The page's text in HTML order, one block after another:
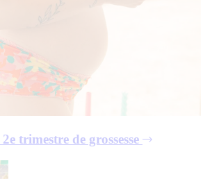
2e trimestre de grossesse